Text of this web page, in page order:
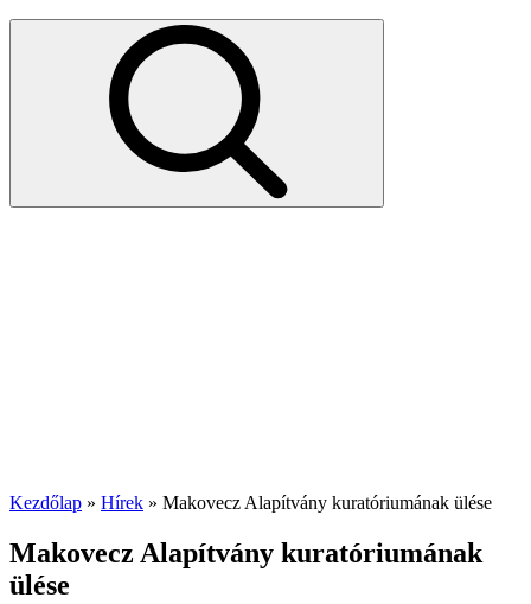
Kezdőlap » Hírek » Makovecz Alapítvány kuratóriumának ülése
Makovecz Alapítvány kuratóriumának
ülése